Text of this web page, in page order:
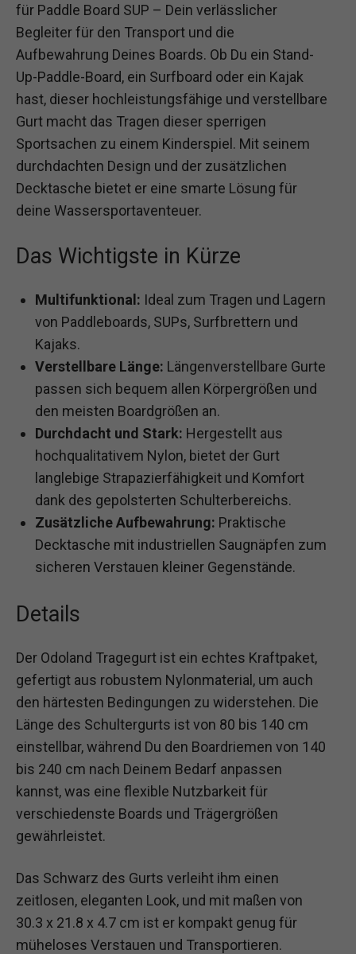
für Paddle Board SUP – Dein verlässlicher
Begleiter für den Transport und die
Aufbewahrung Deines Boards. Ob Du ein Stand-
Up-Paddle-Board, ein Surfboard oder ein Kajak
hast, dieser hochleistungsfähige und verstellbare
Gurt macht das Tragen dieser sperrigen
Sportsachen zu einem Kinderspiel. Mit seinem
durchdachten Design und der zusätzlichen
Decktasche bietet er eine smarte Lösung für
deine Wassersportaventeuer.
Das Wichtigste in Kürze
Multifunktional: Ideal zum Tragen und Lagern
von Paddleboards, SUPs, Surfbrettern und
Kajaks.
Verstellbare Länge: Längenverstellbare Gurte
passen sich bequem allen Körpergrößen und
den meisten Boardgrößen an.
Durchdacht und Stark: Hergestellt aus
hochqualitativem Nylon, bietet der Gurt
langlebige Strapazierfähigkeit und Komfort
dank des gepolsterten Schulterbereichs.
Zusätzliche Aufbewahrung: Praktische
Decktasche mit industriellen Saugnäpfen zum
sicheren Verstauen kleiner Gegenstände.
Details
Der Odoland Tragegurt ist ein echtes Kraftpaket,
gefertigt aus robustem Nylonmaterial, um auch
den härtesten Bedingungen zu widerstehen. Die
Länge des Schultergurts ist von 80 bis 140 cm
einstellbar, während Du den Boardriemen von 140
bis 240 cm nach Deinem Bedarf anpassen
kannst, was eine flexible Nutzbarkeit für
verschiedenste Boards und Trägergrößen
gewährleistet.
Das Schwarz des Gurts verleiht ihm einen
zeitlosen, eleganten Look, und mit maßen von
30.3 x 21.8 x 4.7 cm ist er kompakt genug für
müheloses Verstauen und Transportieren.